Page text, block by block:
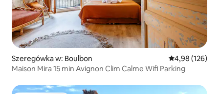
Szeregówka w: Boulbon Średnia
4,98 (126)
Maison Mira 15 min Avignon Clim Calme Wifi Parking